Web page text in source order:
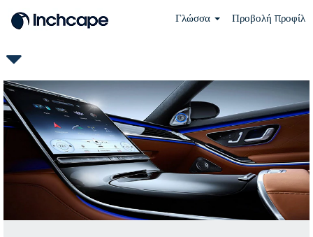
Γλώσσα Προβολή προφίλ
GR-
Digital
&
Technology